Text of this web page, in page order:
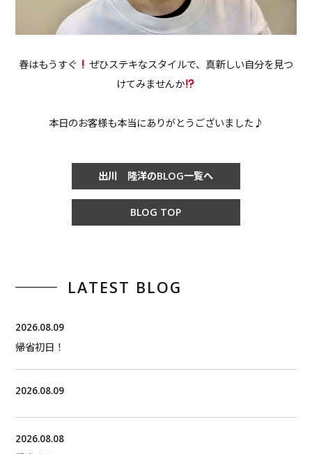
春はもうすぐ
ぜひステキなスタイルで、真新しい自分を見つ
けてみませんか
本日のお客様も本当にありがとうございました♪
出川 隆洋のBLOG一覧へ
BLOG TOP
LATEST BLOG
2026.08.09
帰省初日！
2026.08.09
2026.08.08